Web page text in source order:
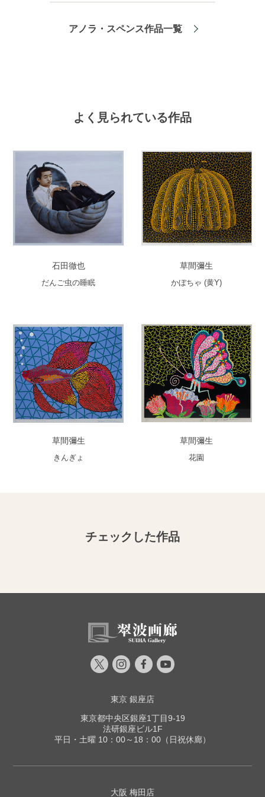
アノラ・スペンス作品一覧
よく見られている作品
石田徹也
だんご虫の睡眠
草間彌生
かぼちゃ (黄Y)
草間彌生
きんぎょ
草間彌生
花園
チェックした作品
東京 銀座店
東京都中央区銀座1丁目9-19
法研銀座ビル1F
平日・土曜 10：00～18：00（日祝休廊）
大阪 梅田店